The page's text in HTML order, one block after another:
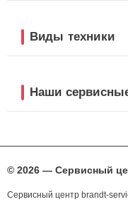
Виды техники
Наши
© 2026 — Сервисный
Сервисный центр brandt-